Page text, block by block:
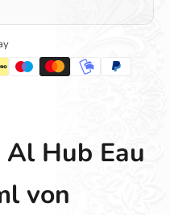
Hub Eau
von